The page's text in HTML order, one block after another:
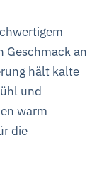
an
hält kalte
und
warm
die